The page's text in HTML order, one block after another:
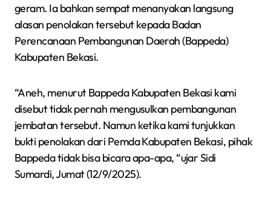
geram. Ia bahkan sempat menanyakan langsung
alasan penolakan tersebut kepada Badan
Perencanaan Pembangunan Daerah (Bappeda)
Kabupaten Bekasi.
“Aneh, menurut Bappeda Kabupaten Bekasi kami
disebut tidak pernah mengusulkan pembangunan
jembatan tersebut. Namun ketika kami tunjukkan
bukti penolakan dari Pemda Kabupaten Bekasi, pihak
Bappeda tidak bisa bicara apa-apa, “ujar Sidi
Sumardi, Jumat (12/9/2025).